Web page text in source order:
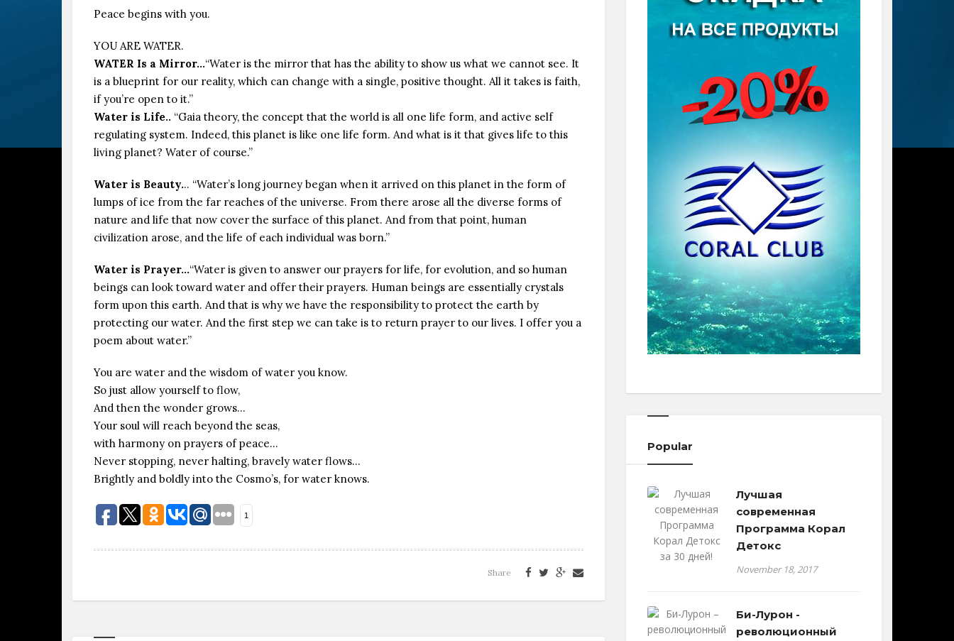
Рeace begins with you.
YOU ARE WATER.
WATER Is a Mirror…“Water is the mirror that has the ability to show us what we cannot see. It
is a blueprint for our reality, which can change with a single, positive thought. All it takes is faith,
if you’re open to it.”
Water is Life.. “Gaia theory, the concept that the world is all one life form, and active self
regulating system. Indeed, this planet is like one life form. And what is it that gives life to this
living planet? Water of course.”
Water is Beauty... “Water’s long journey began when it arrived on this planet in the form of
lumps of ice from the far reaches of the universe. From there arose all the diverse forms of
nature and life that now cover the surface of this planet. And from that point, human
civilization arose, and the life of each individual was born.”
Water is Prayer…“Water is given to answer our prayers for life, for evolution, and so human
beings can look toward water and offer their prayers. Human beings are essentially crystals
form upon this earth. And that is why we have the responsibility to protect the earth by
protecting our water. And the first step we can take is to return prayer to our lives. I offer you a
poem about water.”
You are water and the wisdom of water you know.
So just allow yourself to flow,
And then the wonder grows…
Your soul will reach beyond the seas,
with harmony on prayers of peace…
Never stopping, never halting, bravely water flows…
Brightly and boldly into the Cosmo’s, for water knows.
1
Share
Popular
Лучшая
современная
Программа Корал
Детокс
November 18, 2017
Би-Лурон -
революционный